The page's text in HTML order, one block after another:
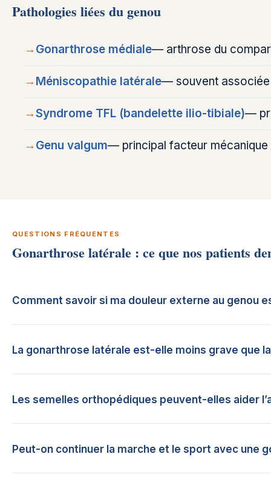
Pathologies liées du genou
→ Gonarthrose médiale— arthrose du
→ Méniscopathie latérale— souvent associée
→Syndrome TFL (bandelette ilio-tibiale)—
→ Genu valgum— principal facteur
QUESTIONS FRÉQUENTES
Gonarthrose latérale : ce que nos patients
Comment savoir si ma douleur externe au genou
La gonarthrose latérale est-elle moins grave que
Les semelles orthopédiques peuvent-elles aider
Peut-on continuer la marche et le sport avec une